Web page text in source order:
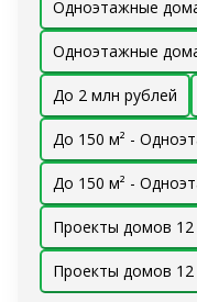
Одноэтажные
Одноэтажные
До 2 млн рублей
До 150 м² -
До 150 м² -
Проекты домов 12
Проекты домов